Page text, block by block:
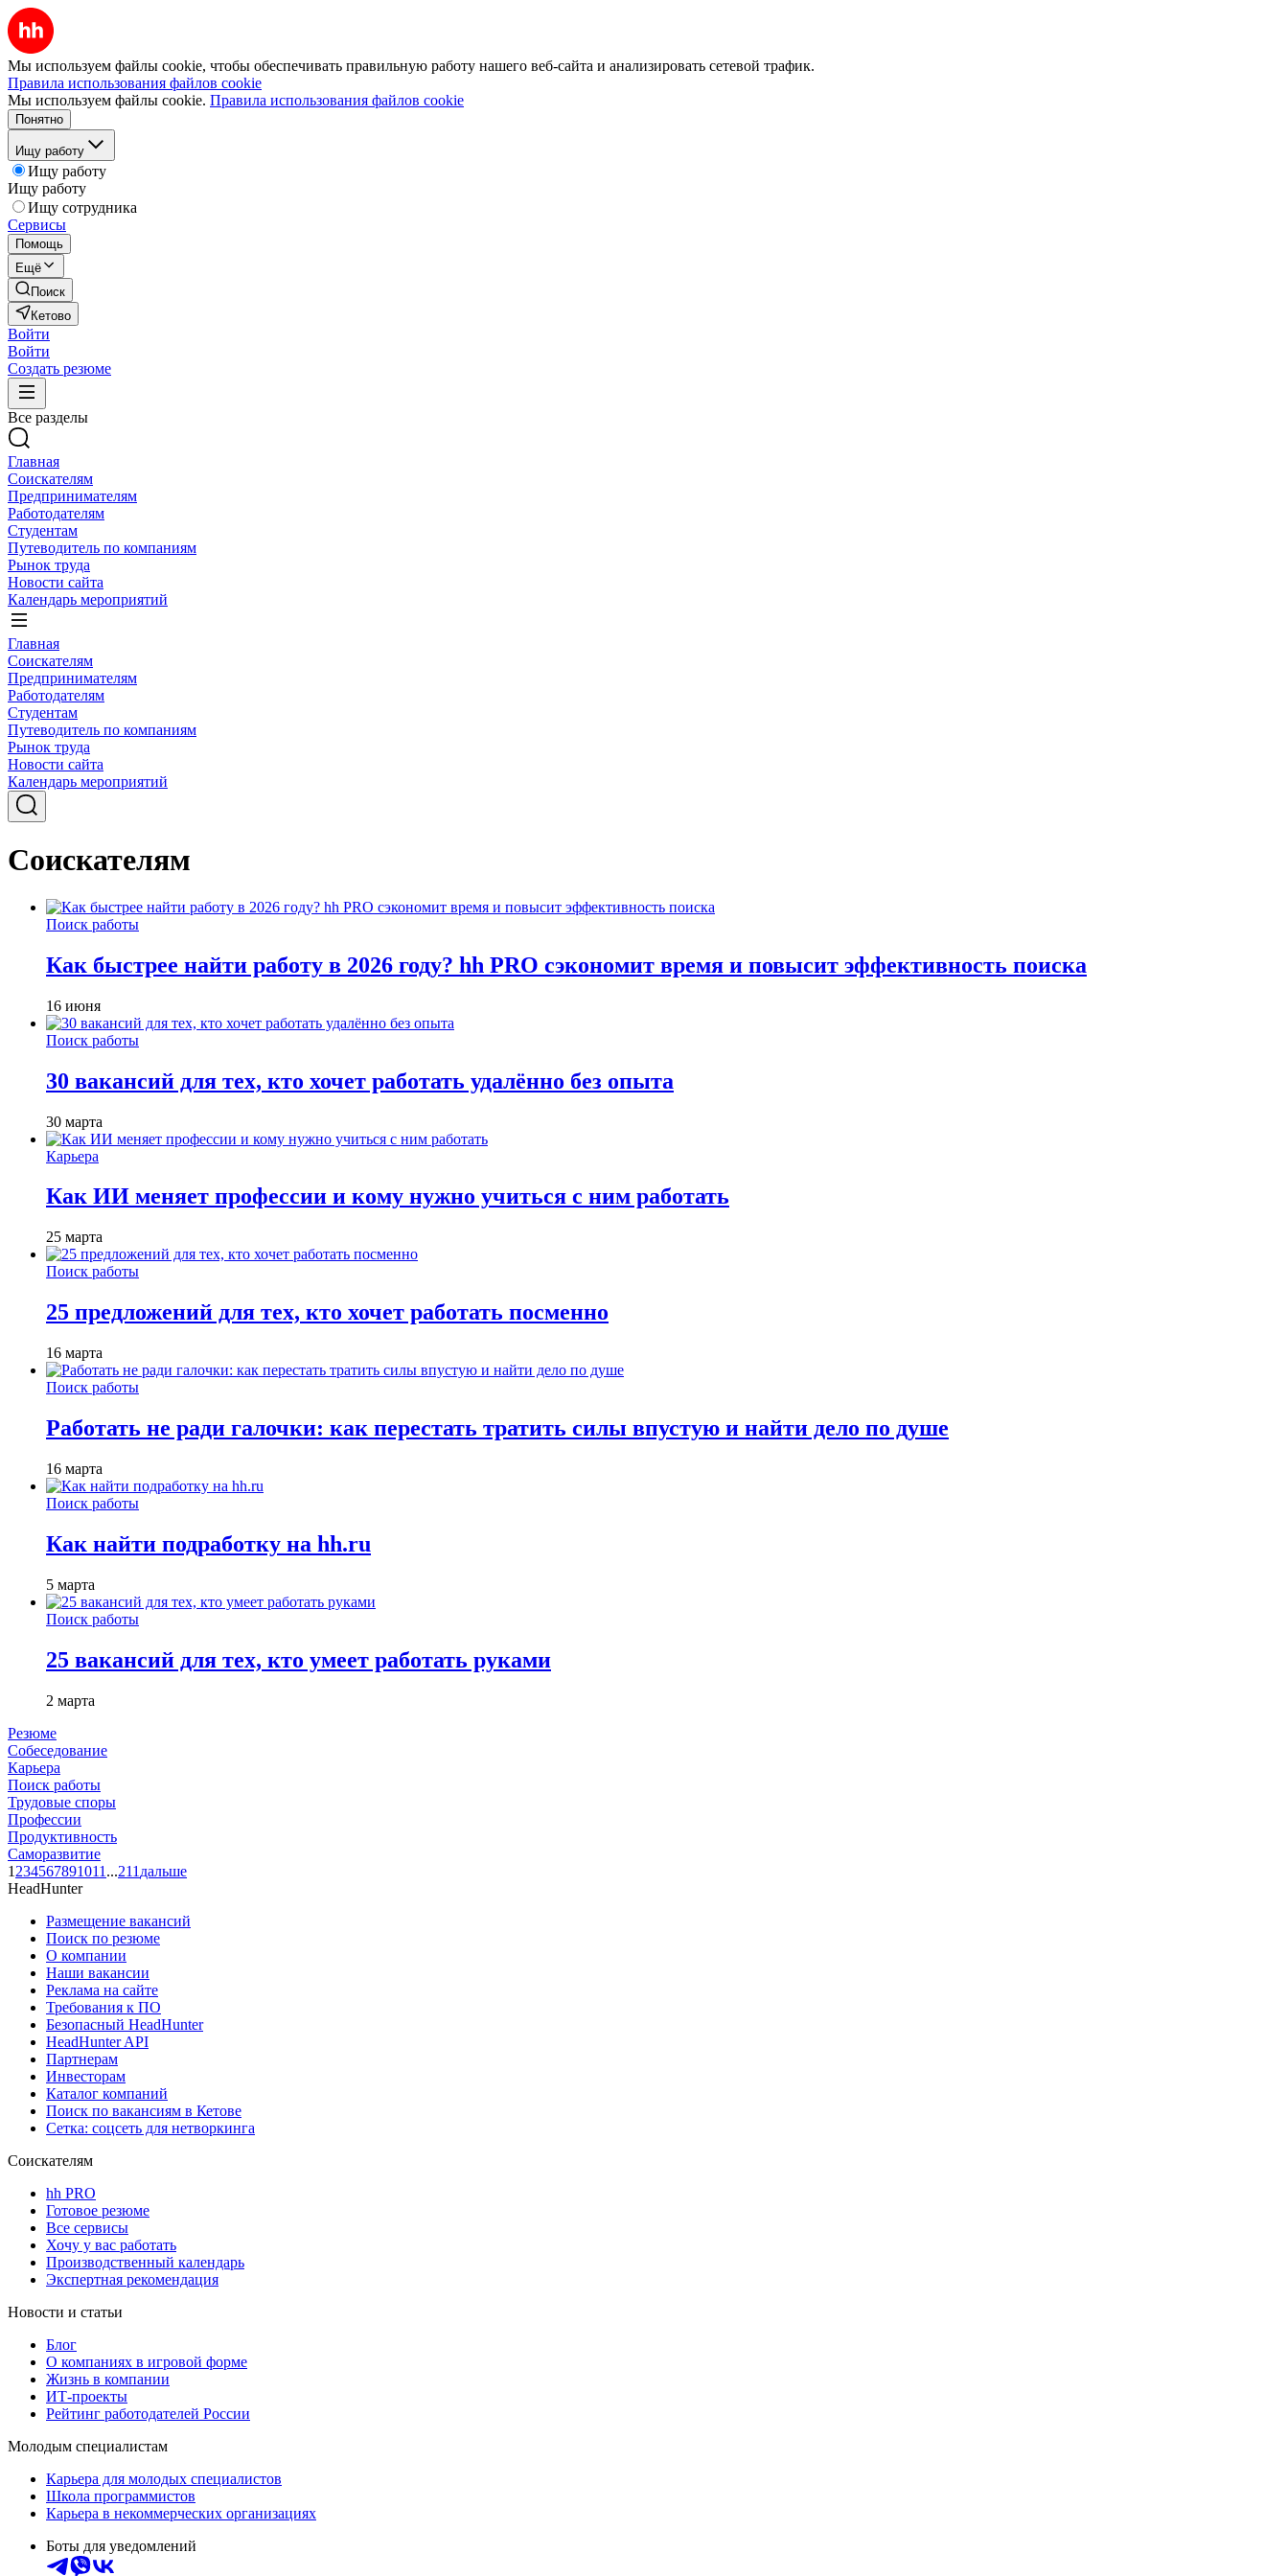
Мы используем файлы cookie, чтобы обеспечивать правильную работу нашего веб-сайта и анализировать сетевой трафик.
Правила использования файлов cookie
Мы используем файлы cookie. Правила использования файлов cookie
Понятно
Ищу работу
Ищу работу
Ищу работу
Ищу сотрудника
Сервисы
Помощь
Ещё
Поиск
Кетово
Войти
Войти
Создать резюме
Все разделы
Главная
Соискателям
Предпринимателям
Работодателям
Студентам
Путеводитель по компаниям
Рынок труда
Новости сайта
Календарь мероприятий
Главная
Соискателям
Предпринимателям
Работодателям
Студентам
Путеводитель по компаниям
Рынок труда
Новости сайта
Календарь мероприятий
Соискателям
Поиск работы
Как быстрее найти работу в 2026 году? hh PRO сэкономит время и повысит эффективность поиска
16 июня
Поиск работы
30 вакансий для тех, кто хочет работать удалённо без опыта
30 марта
Карьера
Как ИИ меняет профессии и кому нужно учиться с ним работать
25 марта
Поиск работы
25 предложений для тех, кто хочет работать посменно
16 марта
Поиск работы
Работать не ради галочки: как перестать тратить силы впустую и найти дело по душе
16 марта
Поиск работы
Как найти подработку на hh.ru
5 марта
Поиск работы
25 вакансий для тех, кто умеет работать руками
2 марта
Резюме
Собеседование
Карьера
Поиск работы
Трудовые споры
Профессии
Продуктивность
Саморазвитие
1 234567891011 ...211 дальше
HeadHunter
Размещение вакансий
Поиск по резюме
О компании
Наши вакансии
Реклама на сайте
Требования к ПО
Безопасный HeadHunter
HeadHunter API
Партнерам
Инвесторам
Каталог компаний
Поиск по вакансиям в Кетове
Сетка: соцсеть для нетворкинга
Соискателям
hh PRO
Готовое резюме
Все сервисы
Хочу у вас работать
Производственный календарь
Экспертная рекомендация
Новости и статьи
Блог
О компаниях в игровой форме
Жизнь в компании
ИТ-проекты
Рейтинг работодателей России
Молодым специалистам
Карьера для молодых специалистов
Школа программистов
Карьера в некоммерческих организациях
Боты для уведомлений